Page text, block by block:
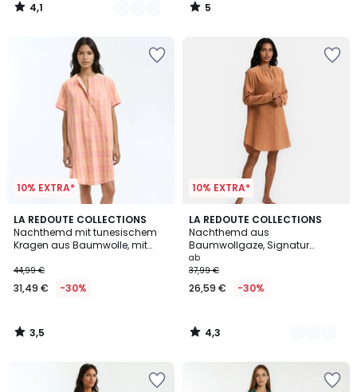
4,1
/
5
/
10% EXTRA*
LA REDOUTE COLLECTIONS
Nachthemd mit tunesischem
Kragen aus Baumwolle, mit
44,99 €
31,49 € -30%
3,5
/ 5
3,5
/
10% EXTRA*
LA REDOUTE COLLECTIONS
Nachthemd aus
Baumwollgaze, Signatur
MARGOT
ab
37,99 €
26,59 € -30%
4,3
/ 5
2
Farben
4,3
/